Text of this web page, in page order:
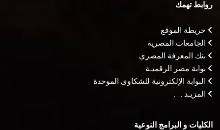
روابط تهمك
خريطة الموقع
الجامعات المصرية
بنك المعرفة المصري
بوابة مصر الرقميـة
البوابة الإلكترونية للشكاوى الموحدة
المزيـد . . .
الكليات و البرامج النوعية